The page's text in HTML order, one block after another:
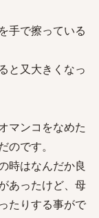
手で擦っている
と又大きくなっ
マンコをなめた
です。
時はなんだか良
あったけど、母
たりする事がで